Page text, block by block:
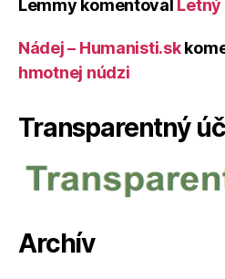
Lemmy komentoval
Nádej – Humanisti.sk
hmotnej núdzi
Transparentný
Archív